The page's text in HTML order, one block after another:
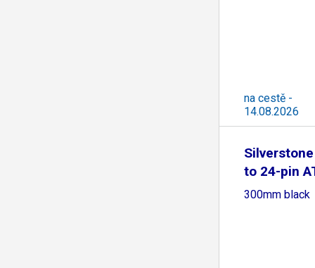
na cestě -
14.08.2026
to 24-pin
300mm black